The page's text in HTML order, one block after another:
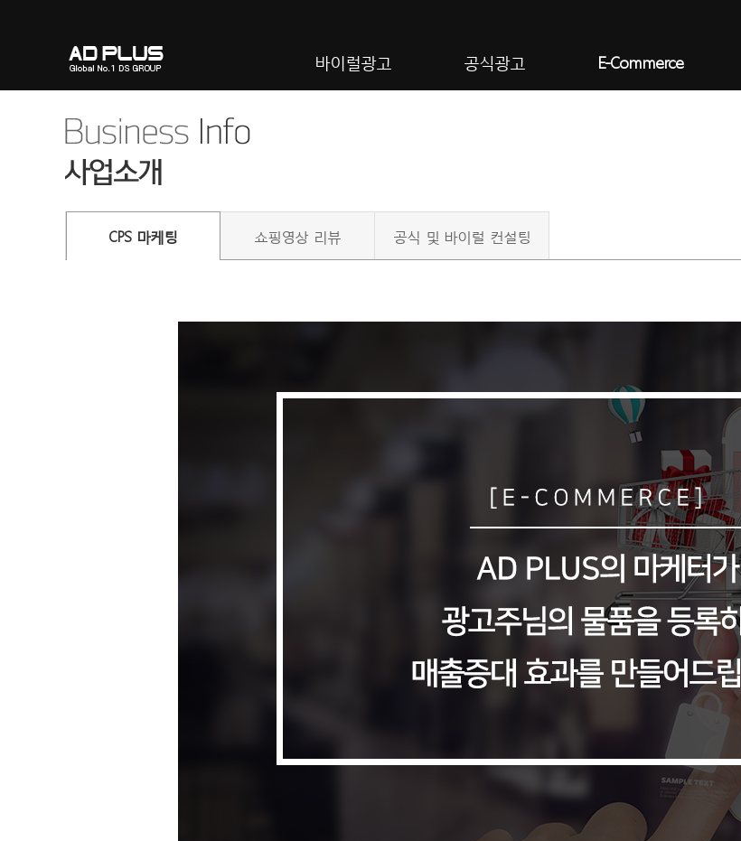
바이럴광고 공식광고 E-Commerce
CPS 마케팅 쇼핑영상 리뷰 공식 및 바이럴 컨설팅